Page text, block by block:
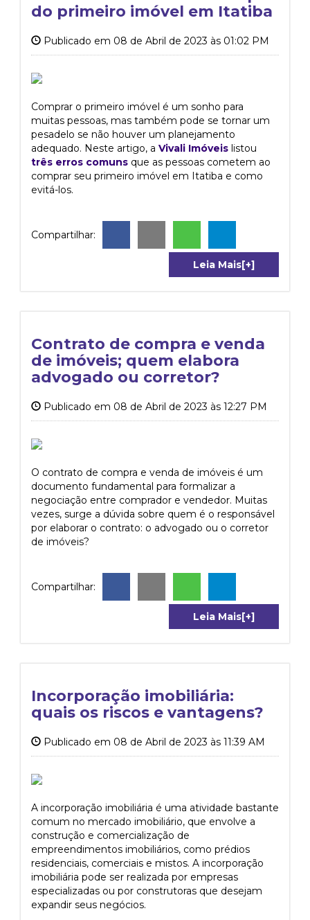
do primeiro imóvel em Itatiba
Publicado em 08 de Abril de 2023 às 01:02 PM
Comprar o primeiro imóvel é um sonho para
muitas pessoas, mas também pode se tornar um
pesadelo se não houver um planejamento
adequado. Neste artigo, a Vivali Imóveis listou
três erros comuns que as pessoas cometem ao
comprar seu primeiro imóvel em Itatiba e como
evitá-los.
Compartilhar:
Leia Mais[+]
Contrato de compra e venda
de imóveis; quem elabora
advogado ou corretor?
Publicado em 08 de Abril de 2023 às 12:27 PM
O contrato de compra e venda de imóveis é um
documento fundamental para formalizar a
negociação entre comprador e vendedor. Muitas
vezes, surge a dúvida sobre quem é o responsável
por elaborar o contrato: o advogado ou o corretor
de imóveis?
Compartilhar:
Leia Mais[+]
Incorporação imobiliária:
quais os riscos e vantagens?
Publicado em 08 de Abril de 2023 às 11:39 AM
A incorporação imobiliária é uma atividade bastante
comum no mercado imobiliário, que envolve a
construção e comercialização de
empreendimentos imobiliários, como prédios
residenciais, comerciais e mistos. A incorporação
imobiliária pode ser realizada por empresas
especializadas ou por construtoras que desejam
expandir seus negócios.